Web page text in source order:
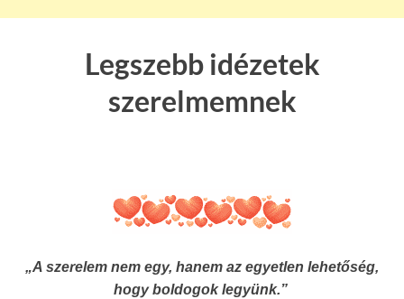
Legszebb idézetek
szerelmemnek
„A szerelem nem egy, hanem az egyetlen lehetőség,
hogy boldogok legyünk.”